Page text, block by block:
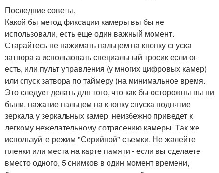
Последние советы.
Какой бы метод фиксации камеры вы бы не
использовали, есть еще один важный момент.
Старайтесь не нажимать пальцем на кнопку спуска
затвора а использовать специальный тросик если он
есть, или пульт управления (у многих цифровых камер)
или спуск затвора по таймеру (на минимальное время.
Это следует делать для того, что как бы осторожны вы ни
были, нажатие пальцем на кнопку спуска поднятие
зеркала у зеркальных камер, неизбежно приведет к
легкому нежелательному сотрясению камеры. Так же
используйте режим "Серийной" съемки. Не жалейте
пленки или места на карте памяти - если вы сделаете
вместо одного, 5 снимков в один момент времени,